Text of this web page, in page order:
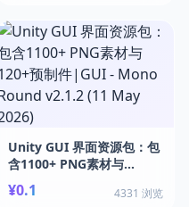
Unity GUI 界面资源包：包
含1100+ PNG素材与
120+预制件|GUI - Mono
Round v2.1.2 (11 May
¥0.1 4331 浏览